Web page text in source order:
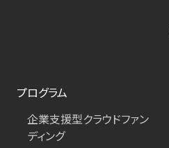
プログラム
企業支援型クラウドファン
ディング